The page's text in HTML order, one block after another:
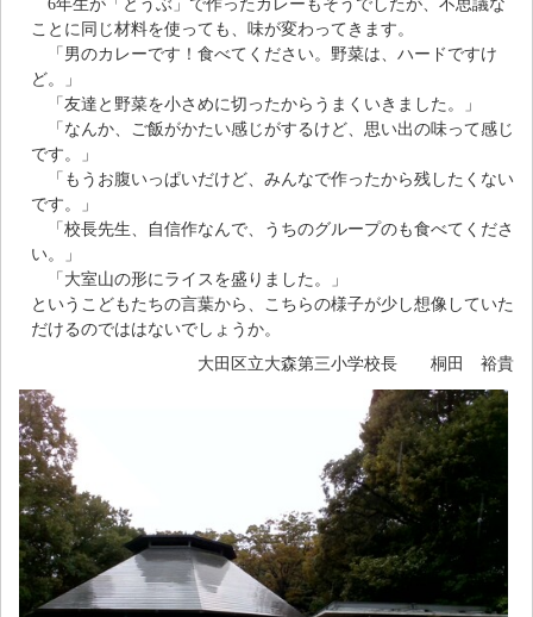
ことに同じ材料を使っても、味が変わってきます。
「男のカレーです！食べてください。野菜は、ハードですけ
ど。」
「友達と野菜を小さめに切ったからうまくいきました。」
「なんか、ご飯がかたい感じがするけど、思い出の味って感じ
です。」
「もうお腹いっぱいだけど、みんなで作ったから残したくない
です。」
「校長先生、自信作なんで、うちのグループのも食べてくださ
い。」
「大室山の形にライスを盛りました。」
というこどもたちの言葉から、こちらの様子が少し想像していた
だけるのでははないでしょうか。
大田区立大森第三小学校長 桐田 裕貴